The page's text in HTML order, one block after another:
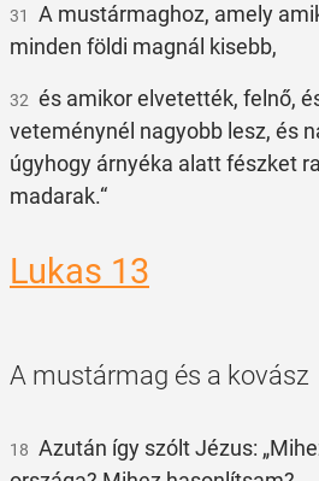
31
A mustármaghoz, amely
minden földi magnál kisebb,
32 és amikor elvetették, felnő,
veteménynél nagyobb lesz, és
úgyhogy árnyéka alatt fészket
madarak.“
Lukas 13
A mustármag és a kovász
18 Azután így szólt Jézus: